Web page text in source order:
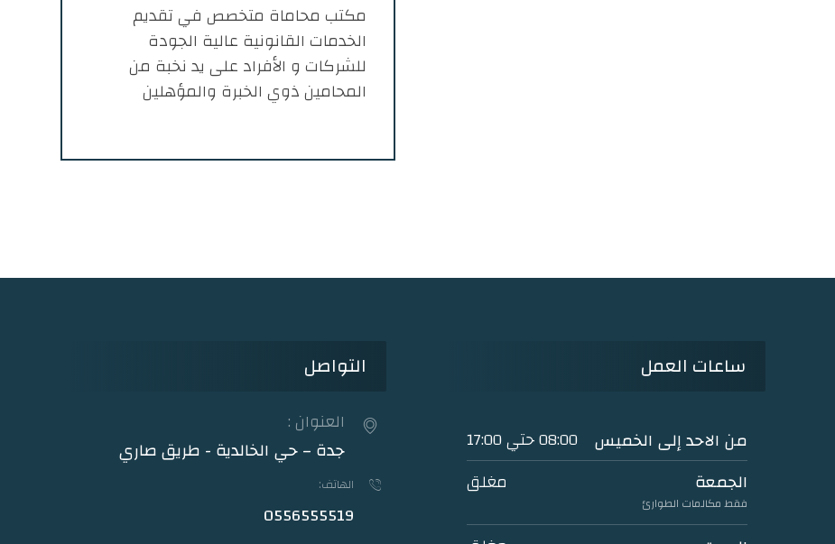
مكتب محاماة متخصص في تقديم
الخدمات القانونية عالية الجودة
للشركات و الأفراد على يد نخبة من
المحامين ذوي الخبرة والمؤهلين
ساعات العمل
من الاحد إلى الخميس 08:00 حتي 17:00
الجمعة
فقط مكالمات الطوارئ
مغلق
التواصل
العنوان :
جدة – حي الخالدية - طريق صاري
الهاتف:
0556555519